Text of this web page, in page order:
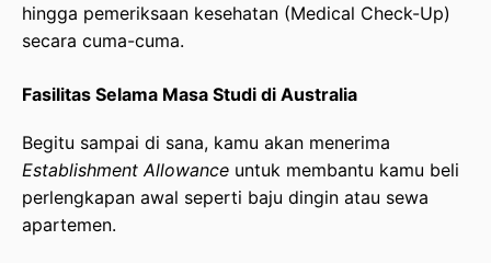
hingga pemeriksaan kesehatan (Medical Check-Up)
secara cuma-cuma.
Fasilitas Selama Masa Studi di Australia
Begitu sampai di sana, kamu akan menerima
Establishment Allowance untuk membantu kamu beli
perlengkapan awal seperti baju dingin atau sewa
apartemen.